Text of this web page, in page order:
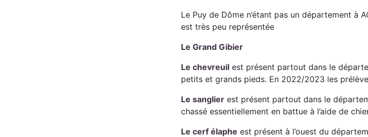
Le Puy de Dôme n’étant pas un département
est très peu représentée
Le Grand Gibier
Le chevreuilest présent partout dans le
petits et grands pieds. En 2022/2023 les
Le sanglierest présent partout dans le
chassé essentiellement en battue à l’aide de
Le cerf élaphe est présent à l’ouest du